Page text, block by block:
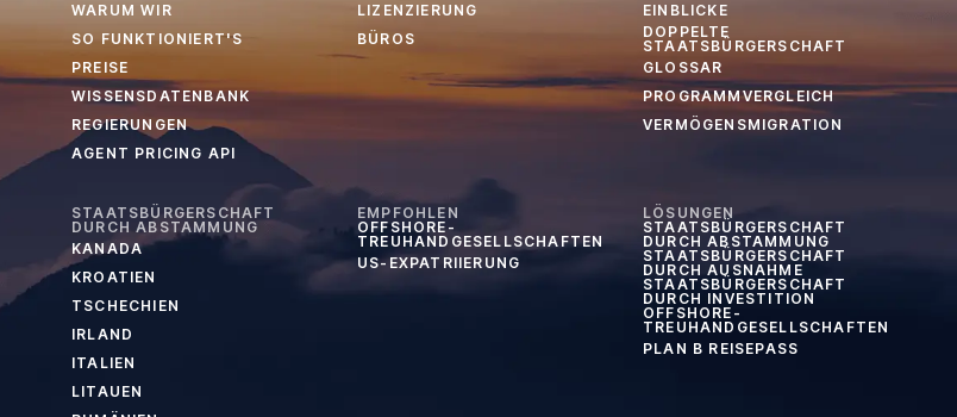
WARUM WIR
SO FUNKTIONIERT'S
PREISE
WISSENSDATENBANK
REGIERUNGEN
AGENT PRICING API
LIZENZIERUNG
BÜROS
EINBLICKE
DOPPELTE
STAATSBÜRGERSCHAFT
GLOSSAR
PROGRAMMVERGLEICH
VERMÖGENSMIGRATION
STAATSBÜRGERSCHAFT
DURCH ABSTAMMUNG
KANADA
KROATIEN
TSCHECHIEN
IRLAND
ITALIEN
LITAUEN
EMPFOHLEN
OFFSHORE-
TREUHANDGESELLSCHAFTEN
US-EXPATRIIERUNG
LÖSUNGEN
STAATSBÜRGERSCHAFT
DURCH ABSTAMMUNG
STAATSBÜRGERSCHAFT
DURCH AUSNAHME
STAATSBÜRGERSCHAFT
DURCH INVESTITION
OFFSHORE-
TREUHANDGESELLSCHAFTEN
PLAN B REISEPASS